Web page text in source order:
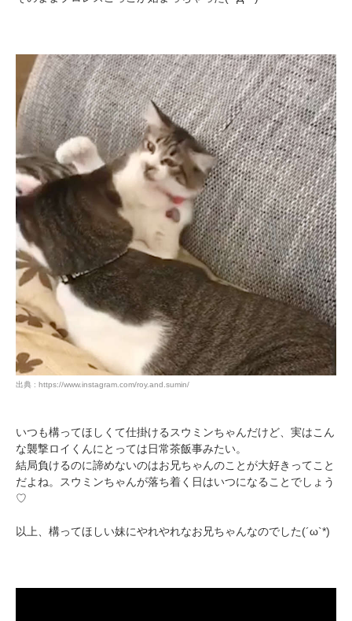
出典 : https://www.instagram.com/roy.and.sumin/
いつも構ってほしくて仕掛けるスウミンちゃんだけど、実はこん
な襲撃ロイくんにとっては日常茶飯事みたい。
結局負けるのに諦めないのはお兄ちゃんのことが大好きってこと
だよね。スウミンちゃんが落ち着く日はいつになることでしょう
♡
以上、構ってほしい妹にやれやれなお兄ちゃんなのでした(´ω`*)
いぬ部をフォロー ねこ部をフォロー
アプリをダウンロードする